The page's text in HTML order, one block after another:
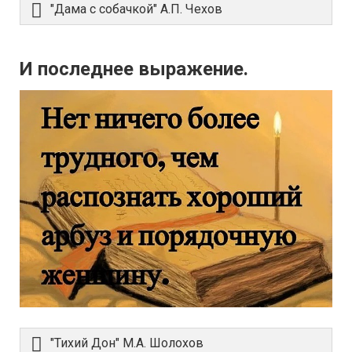
"Дама с собачкой" А.П. Чехов
И последнее выражение.
"Тихий Дон" М.А. Шолохов